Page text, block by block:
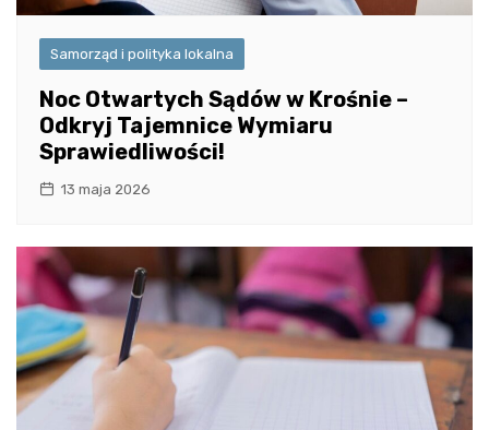
Samorząd i polityka lokalna
Noc Otwartych Sądów w Krośnie –
Odkryj Tajemnice Wymiaru
Sprawiedliwości!
13 maja 2026